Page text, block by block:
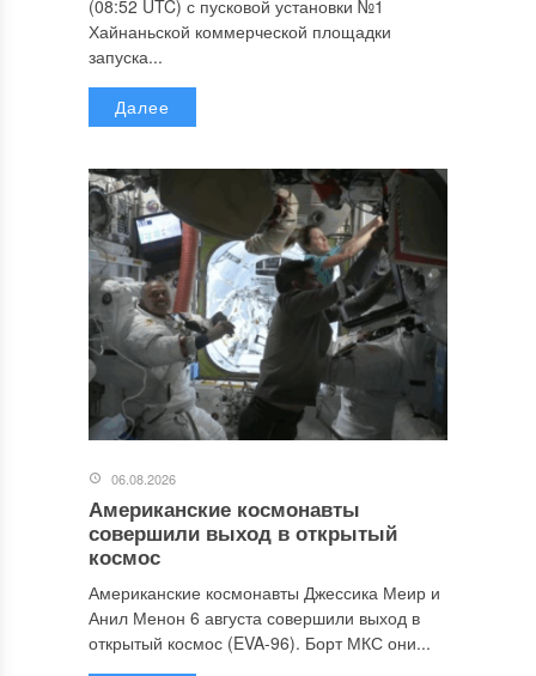
(08:52 UTC) с пусковой установки №1
Хайнаньской коммерческой площадки
запуска...
Далее
06.08.2026
Американские космонавты
совершили выход в открытый
космос
Американские космонавты Джессика Меир и
Анил Менон 6 августа совершили выход в
открытый космос (EVA-96). Борт МКС они...